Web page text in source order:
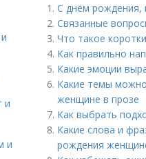
С днём рождения,
Связанные
Что такое
Как правильно
Какие эмоции
Какие темы
женщине в прозе
Как выбрать
Какие слова и
рождения
и
и